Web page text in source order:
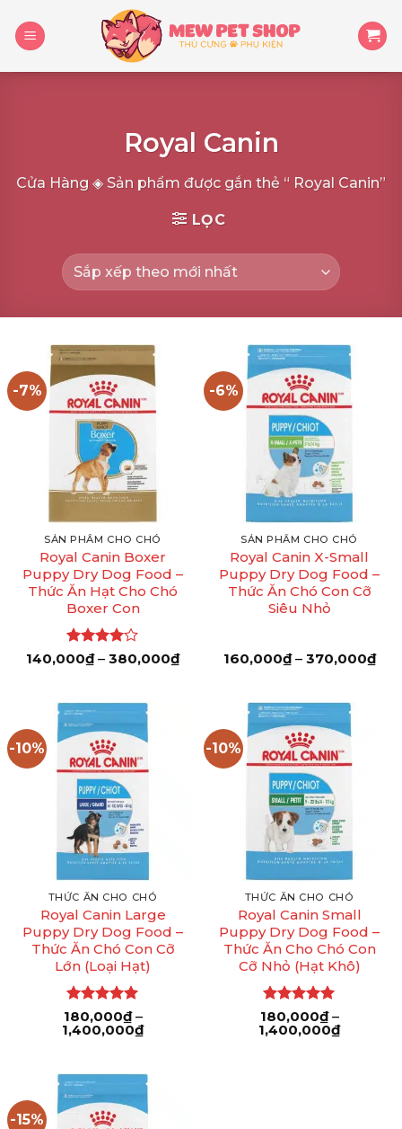
content
Royal Canin
Cửa Hàng ◈ Sản phẩm được gắn thẻ “ Royal Canin”
LỌC
-7%
SẢN PHẨM CHO CHÓ
Royal Canin Boxer
Puppy Dry Dog Food –
Thức Ăn Hạt Cho Chó
Boxer Con
Được
140,000₫ – 380,000₫Khoảng
giá:
380,000₫
-6%
SẢN PHẨM CHO CHÓ
Royal Canin X-Small
Puppy Dry Dog Food –
Thức Ăn Chó Con Cỡ
Siêu Nhỏ
160,000₫ – 370,000₫
giá:
-10%
THỨC ĂN CHO CHÓ
Royal Canin Large
Puppy Dry Dog Food –
Thức Ăn Chó Con Cỡ
Lớn (Loại Hạt)
Được xếp
hạng 55
180,000₫ –
1,400,000₫Khoảng
180,000₫
đến
-10%
THỨC ĂN CHO CHÓ
Royal Canin Small
Puppy Dry Dog Food –
Thức Ăn Cho Chó Con
Cỡ Nhỏ (Hạt Khô)
Được xếp
hạng 55
180,000₫ –
1,400,000₫Khoảng
-15%